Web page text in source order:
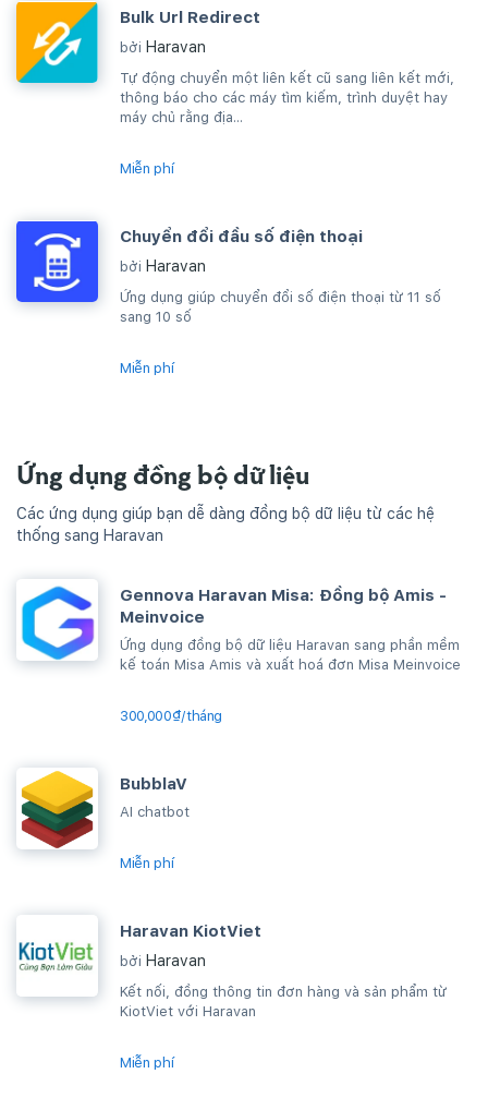
Bulk Url Redirect
bởi Haravan
Tự động chuyển một liên kết cũ sang liên kết mới,
thông báo cho các máy tìm kiếm, trình duyệt hay
máy chủ rằng địa...
Miễn phí
Chuyển đổi đầu số điện thoại
bởi Haravan
Ứng dụng giúp chuyển đổi số điện thoại từ 11 số
sang 10 số
Miễn phí
Ứng dụng đồng bộ dữ liệu
Các ứng dụng giúp bạn dễ dàng đồng bộ dữ liệu từ các hệ
thống sang Haravan
Gennova Haravan Misa: Đồng bộ Amis -
Meinvoice
Ứng dụng đồng bộ dữ liệu Haravan sang phần mềm
kế toán Misa Amis và xuất hoá đơn Misa Meinvoice
300,000₫/tháng
BubblaV
AI chatbot
Miễn phí
Haravan KiotViet
bởi Haravan
Kết nối, đồng thông tin đơn hàng và sản phẩm từ
KiotViet với Haravan
Miễn phí